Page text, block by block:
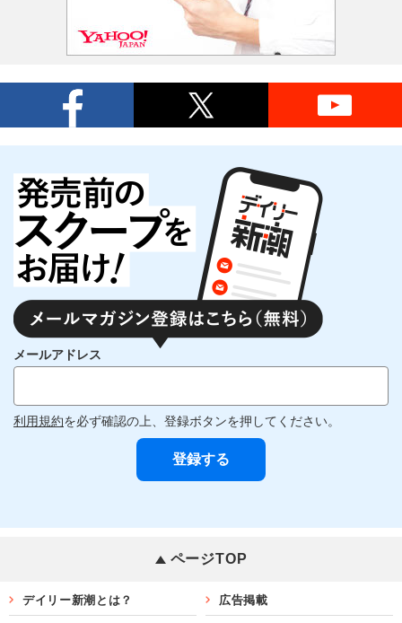
メールアドレス
利用規約を必ず確認の上、登録ボタンを押してください。
ページTOP
デイリー新潮とは？ 広告掲載